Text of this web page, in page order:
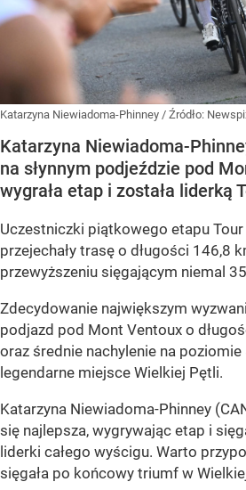
Katarzyna Niewiadoma-Phinney / Źródło:
Katarzyna Niewiadoma-
na słynnym podjeździe pod
wygrała etap i została liderką
Uczestniczki piątkowego etapu
przejechały trasę o długości 146,8
przewyższeniu sięgającym niemal
Zdecydowanie największym
podjazd pod Mont Ventoux o
oraz średnie nachylenie na
legendarne miejsce Wielkiej Pętli.
Katarzyna Niewiadoma-Phinney
się najlepsza, wygrywając etap i
liderki całego wyścigu. Warto
sięgała po końcowy triumf w